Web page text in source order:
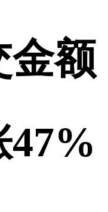
金额
47%